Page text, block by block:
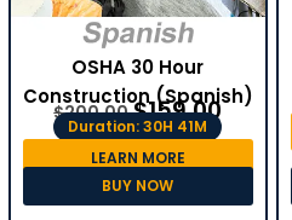
OSHA 30 Hour
Construction (Spanish)
$200.00 $159.00
Duration: 30H 41M
LEARN MORE
BUY NOW